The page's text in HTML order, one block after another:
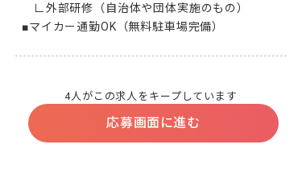
∟外部研修（自治体や団体実施のもの）
■マイカー通勤OK（無料駐車場完備）
4人がこの求人をキープしています
応募画面に進む